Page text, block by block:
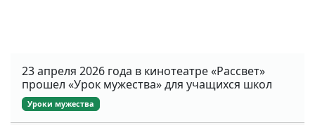
23 апреля 2026 года в кинотеатре «Рассвет»
прошел «Урок мужества» для учащихся школ
Уроки мужества